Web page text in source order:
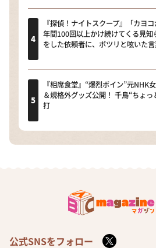
『探偵！ナイトスクープ』「カヨ
年間100回以上かけ続けてくる見知
をした依頼者に、ポツリと呟いた
『相席食堂』“爆烈ボイン”元NHK
＆規格外グッズ公開！ 千鳥“ちょ
打
公式SNSをフォロー